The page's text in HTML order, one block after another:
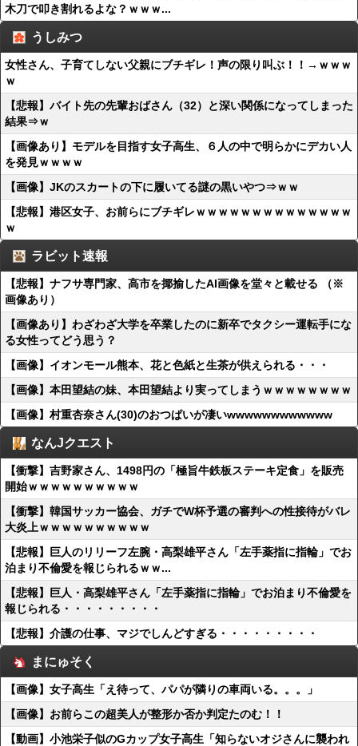
木刀で叩き割れるよな？ｗｗｗ...
うしみつ
女性さん、子育てしない父親にブチギレ！声の限り叫ぶ！！→ｗｗｗ
ｗ
【悲報】バイト先の先輩おばさん（32）と深い関係になってしまった
結果⇒ｗ
【画像あり】モデルを目指す女子高生、６人の中で明らかにデカい人
を発見ｗｗｗｗ
【画像】JKのスカートの下に履いてる謎の黒いやつ⇒ｗｗ
【悲報】港区女子、お前らにブチギレｗｗｗｗｗｗｗｗｗｗｗｗｗｗ
ｗ
ラビット速報
【悲報】ナフサ専門家、高市を揶揄したAI画像を堂々と載せる （※
画像あり）
【画像あり】わざわざ大学を卒業したのに新卒でタクシー運転手にな
る女性ってどう思う？
【画像】イオンモール熊本、花と色紙と生茶が供えられる・・・
【画像】本田望結の妹、本田望結より実ってしまうｗｗｗｗｗｗｗｗ
【画像】村重杏奈さん(30)のおつぱいが凄いwwwwwwwwwwww
なんJクエスト
【衝撃】吉野家さん、1498円の「極旨牛鉄板ステーキ定食」を販売
開始ｗｗｗｗｗｗｗｗｗｗ
【衝撃】韓国サッカー協会、ガチでW杯予選の審判への性接待がバレ
大炎上ｗｗｗｗｗｗｗｗｗｗ
【悲報】巨人のリリーフ左腕・高梨雄平さん「左手薬指に指輪」でお
泊まり不倫愛を報じられるｗｗ...
【悲報】巨人・高梨雄平さん「左手薬指に指輪」でお泊まり不倫愛を
報じられる・・・・・・・・・
【悲報】介護の仕事、マジでしんどすぎる・・・・・・・・・
まにゅそく
【画像】女子高生「え待って、パパが隣りの車両いる。。。」
【画像】お前らこの超美人が整形か否か判定たのむ！！
【動画】小池栄子似のGカップ女子高生「知らないオジさんに襲われ